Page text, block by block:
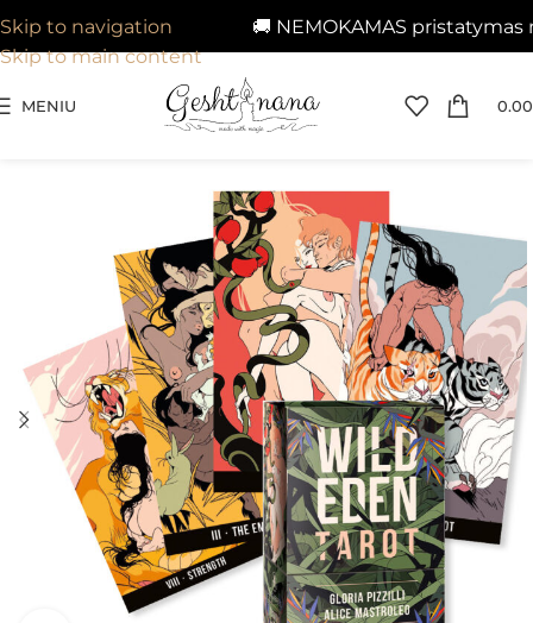
🚚 NEMOKAMAS pristatymas
Skip to navigation
Skip to main content
MENIU 0.00